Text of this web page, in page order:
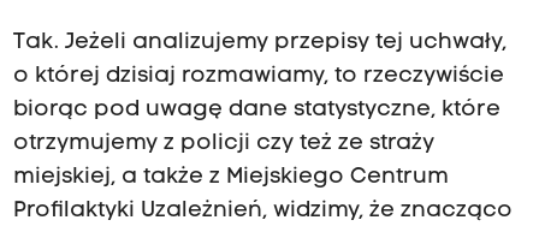
Tak. Jeżeli analizujemy przepisy tej uchwały,
o której dzisiaj rozmawiamy, to rzeczywiście
biorąc pod uwagę dane statystyczne, które
otrzymujemy z policji czy też ze straży
miejskiej, a także z Miejskiego Centrum
Profilaktyki Uzależnień, widzimy, że znacząco